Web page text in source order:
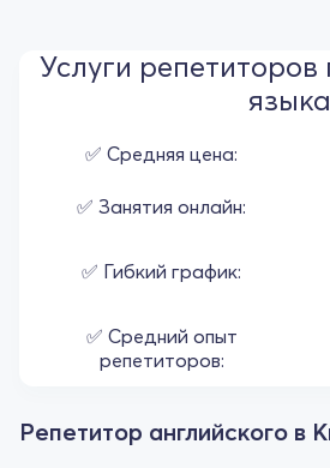
Услуги репетиторов
языка
✅ Средняя цена:
✅ Занятия онлайн:
✅ Гибкий график:
✅ Средний опыт
репетиторов:
Репетитор английского в